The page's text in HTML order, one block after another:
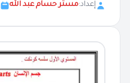
إعداد:مستر حسام عبد الله